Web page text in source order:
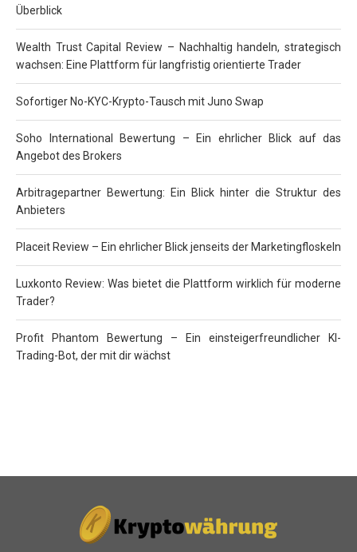
Überblick
Wealth Trust Capital Review – Nachhaltig handeln, strategisch
wachsen: Eine Plattform für langfristig orientierte Trader
Sofortiger No-KYC-Krypto-Tausch mit Juno Swap
Soho International Bewertung – Ein ehrlicher Blick auf das
Angebot des Brokers
Arbitragepartner Bewertung: Ein Blick hinter die Struktur des
Anbieters
Placeit Review – Ein ehrlicher Blick jenseits der Marketingfloskeln
Luxkonto Review: Was bietet die Plattform wirklich für moderne
Trader?
Profit Phantom Bewertung – Ein einsteigerfreundlicher KI-
Trading-Bot, der mit dir wächst